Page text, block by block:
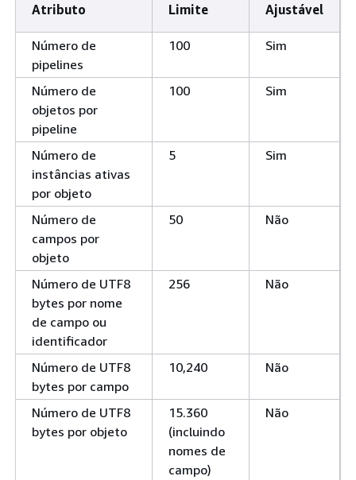
Atributo Limite Ajustável
Número de
pipelines
100 Sim
Número de
objetos por
pipeline
100 Sim
Número de
instâncias ativas
por objeto
5 Sim
Número de
campos por
objeto
50 Não
Número de UTF8
bytes por nome
de campo ou
identificador
256 Não
Número de UTF8
bytes por campo
10,240 Não
Número de UTF8
bytes por objeto
15.360
(incluindo
nomes de
campo)
Não